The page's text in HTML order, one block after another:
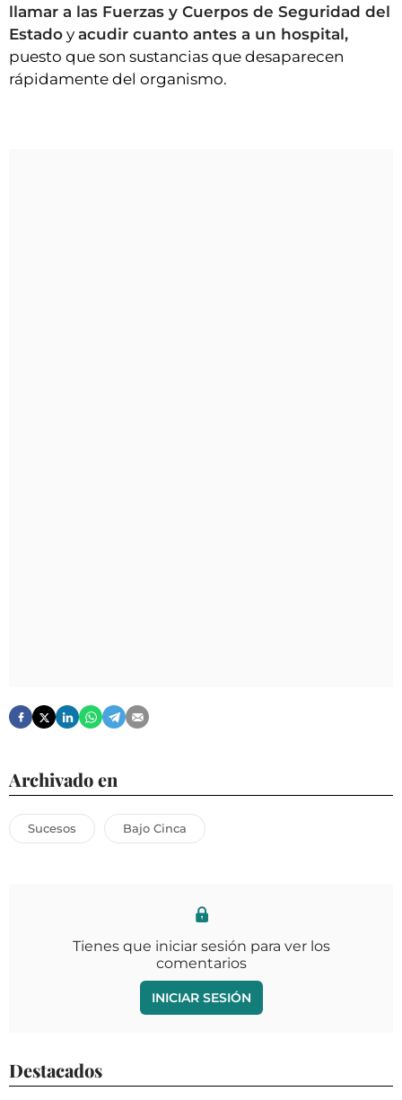
llamar a las Fuerzas y Cuerpos de Seguridad del
Estado y acudir cuanto antes a un hospital,
puesto que son sustancias que desaparecen
rápidamente del organismo.
Archivado en
Sucesos Bajo Cinca
Tienes que iniciar sesión para ver los
comentarios
INICIAR SESIÓN
Destacados